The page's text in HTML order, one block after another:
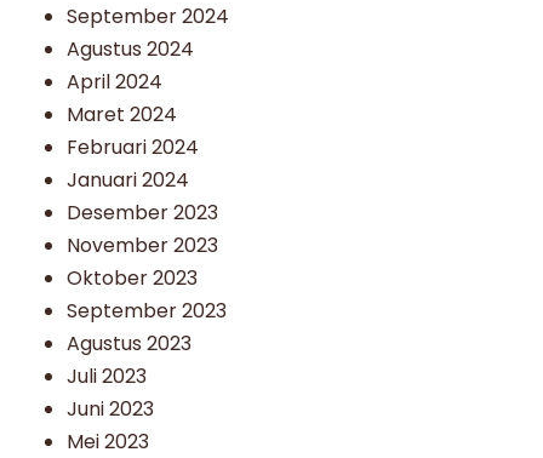
September 2024
Agustus 2024
April 2024
Maret 2024
Februari 2024
Januari 2024
Desember 2023
November 2023
Oktober 2023
September 2023
Agustus 2023
Juli 2023
Juni 2023
Mei 2023